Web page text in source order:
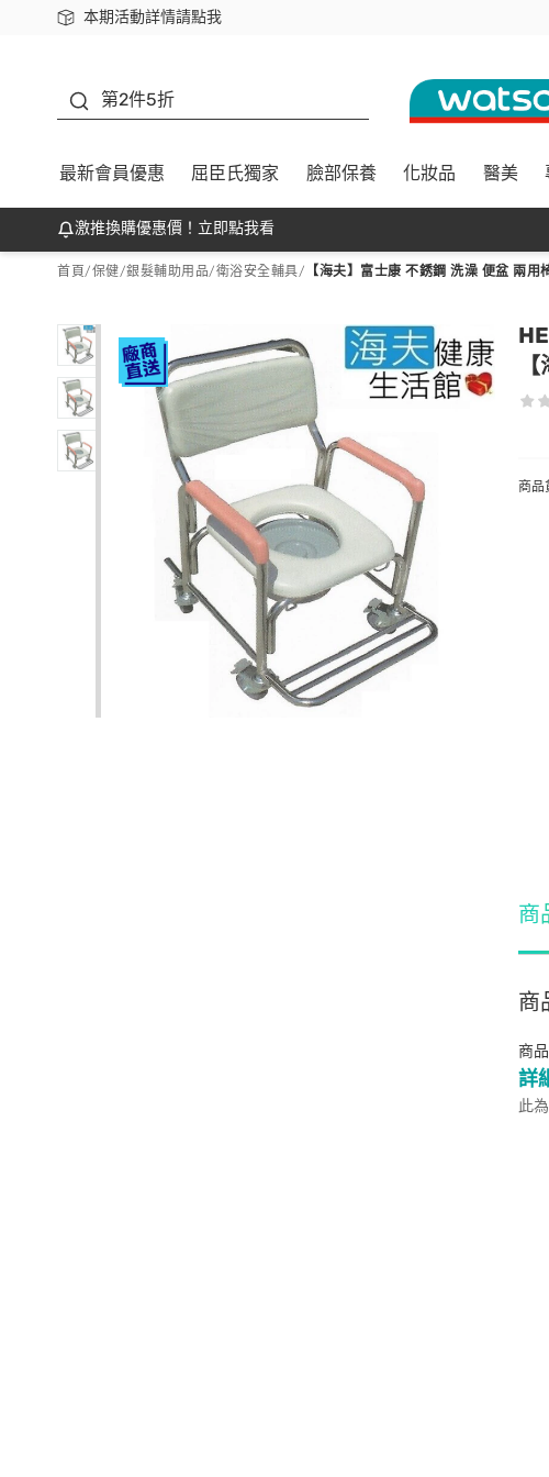
本期活動詳情請點我
下載app最高回饋$350
第2件5折
最新會員優惠 屈臣氏獨家 臉部保養 化妝品 醫美
激推換購優惠價！立即點我看
首頁/保健/銀髮輔助用品/衛浴安全輔具/ 【海夫】富士康 不銹鋼 洗澡 便盆 兩用
商品
商
商
商
詳
此